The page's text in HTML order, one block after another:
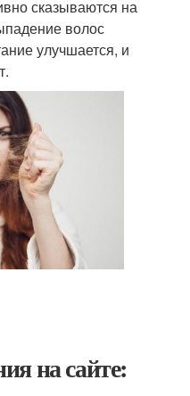
сказываются на
волос
улучшается, и
на сайте: